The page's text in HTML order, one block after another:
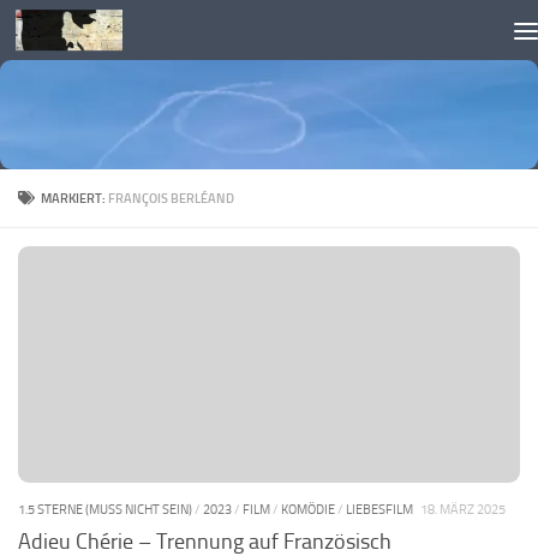
Skip to content
MARKIERT: FRANÇOIS BERLÉAND
1.5 STERNE (MUSS NICHT SEIN)/ 2023/ FILM/ KOMÖDIE/ LIEBESFILM 18. MÄRZ 2025
Adieu Chérie – Trennung auf Französisch